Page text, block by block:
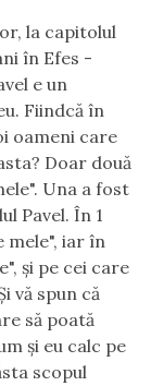
la capitolul
în Efes -
e un
. Fiindcă în
i oameni care
Doar două
Una a fost
Pavel. În 1
mele", iar în
şi pe cei care
vă spun că
să poată
şi eu calc pe
scopul